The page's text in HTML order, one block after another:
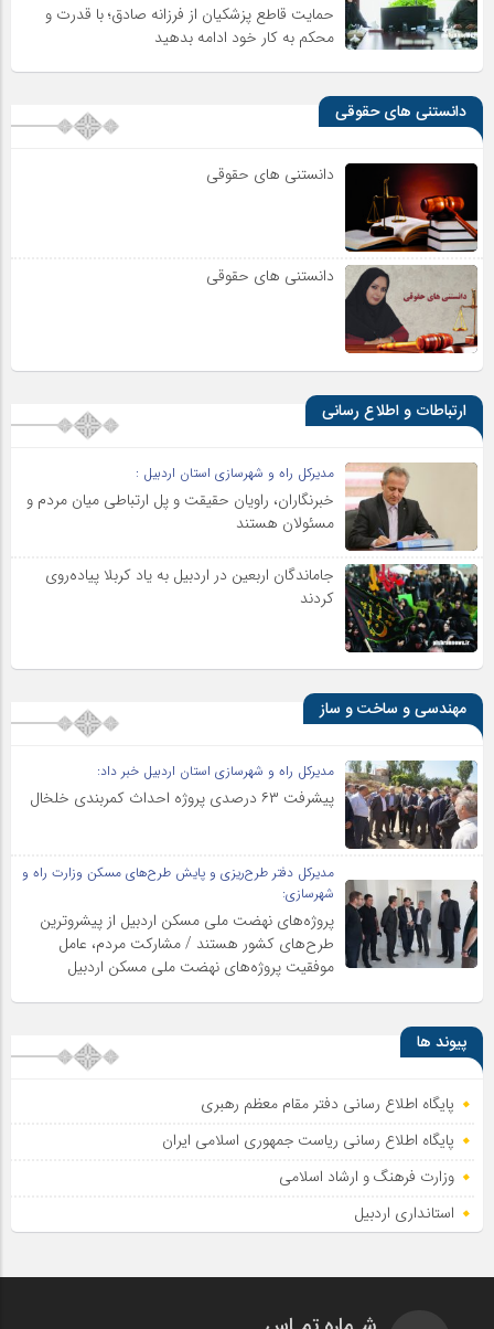
حمایت قاطع پزشکیان از فرزانه صادق؛ با قدرت و
محکم به کار خود ادامه بدهید
دانستنی های حقوقی
دانستنی های حقوقی
دانستنی های حقوقی
ارتباطات و اطلاع رسانی
مدیرکل راه و شهرسازی استان اردبیل :
خبرنگاران، راویان حقیقت و پل ارتباطی میان مردم و
مسئولان هستند
جاماندگان اربعین در اردبیل به یاد کربلا پیاده‌روی
کردند
مهندسی و ساخت و ساز
مدیرکل راه و شهرسازی استان اردبیل خبر داد:
پیشرفت ۶۳ درصدی پروژه احداث کمربندی خلخال
مدیرکل دفتر طرح‌ریزی و پایش طرح‌های مسکن وزارت راه و
شهرسازی:
پروژه‌های نهضت ملی مسکن اردبیل از پیشروترین
طرح‌های کشور هستند / مشارکت مردم، عامل
موفقیت پروژه‌های نهضت ملی مسکن اردبیل
پیوند ها
پایگاه اطلاع رسانی دفتر مقام معظم رهبری
پایگاه اطلاع‌ رسانی ریاست‌ جمهوری اسلامی ایران
وزارت فرهنگ و ارشاد اسلامی
استانداری اردبیل